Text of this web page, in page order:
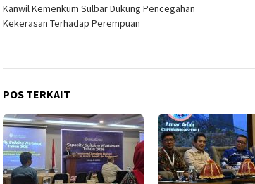
pos
Kanwil Kemenkum Sulbar Dukung Pencegahan
Kekerasan Terhadap Perempuan
POS TERKAIT